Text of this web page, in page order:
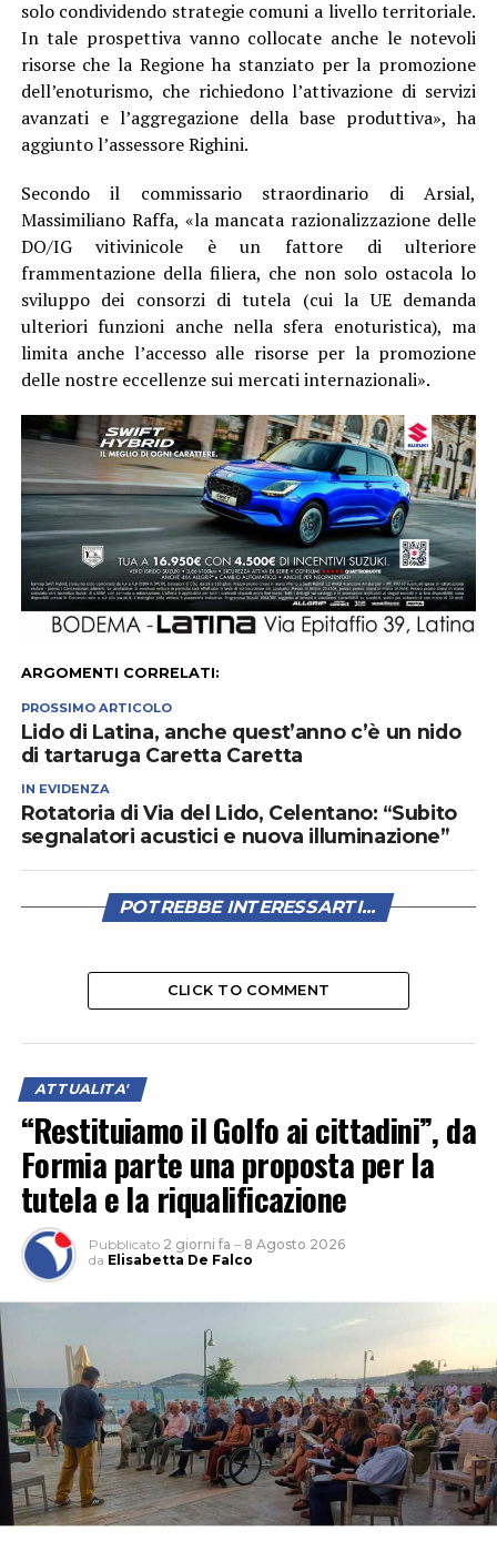
solo condividendo strategie comuni a livello territoriale.
In tale prospettiva vanno collocate anche le notevoli
risorse che la Regione ha stanziato per la promozione
dell’enoturismo, che richiedono l’attivazione di servizi
avanzati e l’aggregazione della base produttiva», ha
aggiunto l’assessore Righini.
Secondo il commissario straordinario di Arsial,
Massimiliano Raffa, «la mancata razionalizzazione delle
DO/IG vitivinicole è un fattore di ulteriore
frammentazione della filiera, che non solo ostacola lo
sviluppo dei consorzi di tutela (cui la UE demanda
ulteriori funzioni anche nella sfera enoturistica), ma
limita anche l’accesso alle risorse per la promozione
delle nostre eccellenze sui mercati internazionali».
ARGOMENTI CORRELATI:
PROSSIMO ARTICOLO
Lido di Latina, anche quest’anno c’è un nido
di tartaruga Caretta Caretta
IN EVIDENZA
Rotatoria di Via del Lido, Celentano: “Subito
segnalatori acustici e nuova illuminazione”
POTREBBE INTERESSARTI...
CLICK TO COMMENT
ATTUALITA'
“Restituiamo il Golfo ai cittadini”, da
Formia parte una proposta per la
tutela e la riqualificazione
Pubblicato 2 giorni fa – 8 Agosto 2026
da Elisabetta De Falco